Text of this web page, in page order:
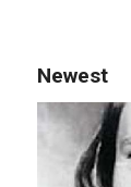
Newest